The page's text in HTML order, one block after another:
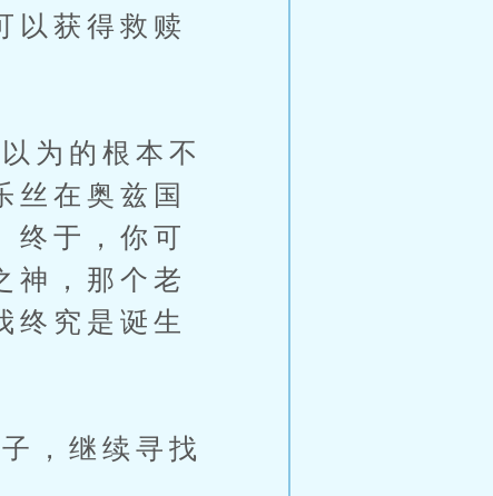
以获得救赎
为的根本不
丝在奥兹国
终于，你可
神，那个老
终究是诞生
，继续寻找